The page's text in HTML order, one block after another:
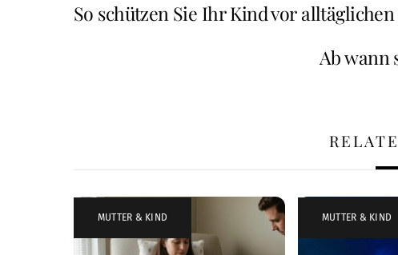
So schützen Sie Ihr Kind vor
Ab wann
MUTTER & KIND MUTTER & KIND